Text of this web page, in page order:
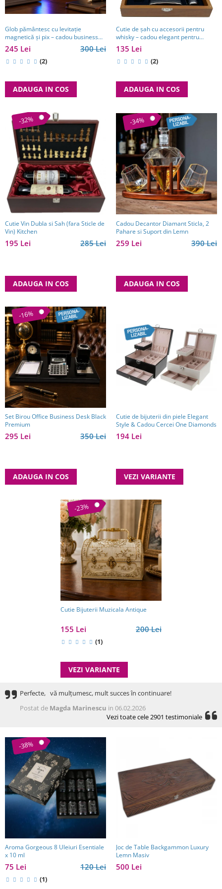
Glob pământesc cu levitație
magnetică și pix – cadou business
pentru bărbați pasionați de
tehnologie și călătorii
300 Lei
245 Lei
(2)
ADAUGA IN COS
Cutie de șah cu accesorii pentru
whisky – cadou elegant pentru
bărbați pasionați de strategie. TOP
10 Cadouri Barbati
135 Lei
(2)
ADAUGA IN COS
-32%
Cutie Vin Dubla si Sah (fara Sticle de
Vin) Kitchen
285 Lei
195 Lei
ADAUGA IN COS
-34%
Cadou Decantor Diamant Sticla, 2
Pahare si Suport din Lemn
390 Lei
259 Lei
ADAUGA IN COS
-16%
Set Birou Office Business Desk Black
Premium
350 Lei
295 Lei
ADAUGA IN COS
Cutie de bijuterii din piele Elegant
Style & Cadou Cercei One Diamonds
194 Lei
VEZI VARIANTE
-23%
Cutie Bijuterii Muzicala Antique
200 Lei
155 Lei
(1)
VEZI VARIANTE
Perfecte, vă mulțumesc, mult succes în continuare!
Postat de Magda Marinescu in 06.02.2026
Vezi toate cele 2901 testimoniale
-38%
Aroma Gorgeous 8 Uleiuri Esentiale
x 10 ml
120 Lei
75 Lei
(1)
Joc de Table Backgammon Luxury
Lemn Masiv
500 Lei